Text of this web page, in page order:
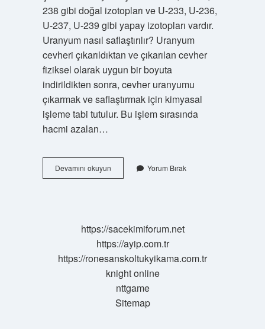
238 gibi doğal izotopları ve U-233, U-236,
U-237, U-239 gibi yapay izotopları vardır.
Uranyum nasıl saflaştırılır? Uranyum
cevheri çıkarıldıktan ve çıkarılan cevher
fiziksel olarak uygun bir boyuta
indirildikten sonra, cevher uranyumu
çıkarmak ve saflaştırmak için kimyasal
işleme tabi tutulur. Bu işlem sırasında
hacmi azalan…
Devamını okuyunUranyum
Saf
Yorum Bırak
https://sacekimiforum.net
https://ayip.com.tr
https://ronesanskoltukyikama.com.tr
knight online
nttgame
Sitemap